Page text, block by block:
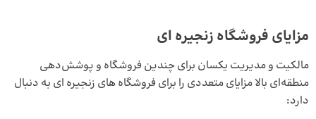
مزایای فروشگاه زنجیره ای
مالکیت و مدیریت یکسان برای چندین فروشگاه و پوشش‌دهی
منطقه‌ای بالا مزایای متعددی را برای فروشگاه های زنجیره‌ ای به دنبال
دارد: